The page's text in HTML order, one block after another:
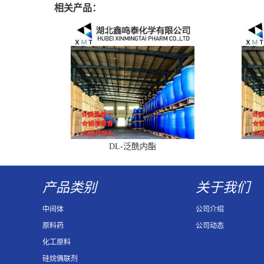
相关产品：
DL-泛酰内酯
产品类别
中间体
原料药
化工原料
硅烷偶联剂
关于我们
公司介绍
公司动态